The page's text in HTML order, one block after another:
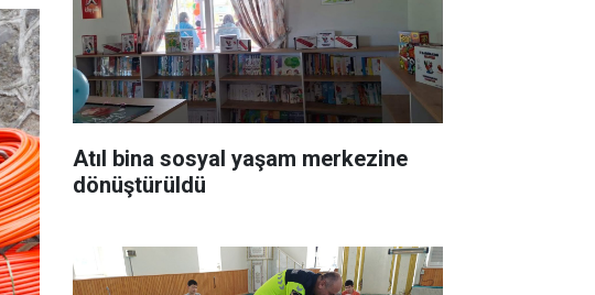
Atıl bina sosyal yaşam merkezine
dönüştürüldü